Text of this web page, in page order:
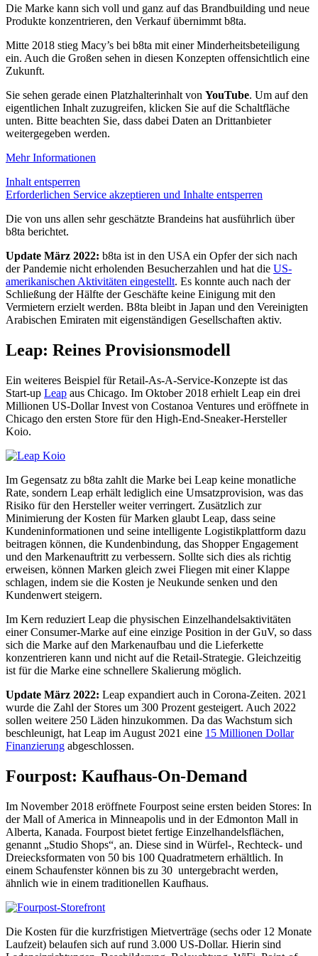
Die Marke kann sich voll und ganz auf das Brandbuilding und neue
Produkte konzentrieren, den Verkauf übernimmt b8ta.
Mitte 2018 stieg Macy’s bei b8ta mit einer Minderheitsbeteiligung
ein. Auch die Großen sehen in diesen Konzepten offensichtlich eine
Zukunft.
Sie sehen gerade einen Platzhalterinhalt von YouTube. Um auf den
eigentlichen Inhalt zuzugreifen, klicken Sie auf die Schaltfläche
unten. Bitte beachten Sie, dass dabei Daten an Drittanbieter
weitergegeben werden.
Mehr Informationen
Inhalt entsperren
Erforderlichen Service akzeptieren und Inhalte entsperren
Die von uns allen sehr geschätzte Brandeins hat ausführlich über
b8ta berichtet.
Update März 2022: b8ta ist in den USA ein Opfer der sich nach
der Pandemie nicht erholenden Besucherzahlen und hat die US-
amerikanischen Aktivitäten eingestellt. Es konnte auch nach der
Schließung der Hälfte der Geschäfte keine Einigung mit den
Vermietern erzielt werden. B8ta bleibt in Japan und den Vereinigten
Arabischen Emiraten mit eigenständigen Gesellschaften aktiv.
Leap: Reines Provisionsmodell
Ein weiteres Beispiel für Retail-As-A-Service-Konzepte ist das
Start-up Leap aus Chicago. Im Oktober 2018 erhielt Leap ein drei
Millionen US-Dollar Invest von Costanoa Ventures und eröffnete in
Chicago den ersten Store für den High-End-Sneaker-Hersteller
Koio.
Im Gegensatz zu b8ta zahlt die Marke bei Leap keine monatliche
Rate, sondern Leap erhält lediglich eine Umsatzprovision, was das
Risiko für den Hersteller weiter verringert. Zusätzlich zur
Minimierung der Kosten für Marken glaubt Leap, dass seine
Kundeninformationen und seine intelligente Logistikplattform dazu
beitragen können, die Kundenbindung, das Shopper Engagement
und den Markenauftritt zu verbessern. Sollte sich dies als richtig
erweisen, können Marken gleich zwei Fliegen mit einer Klappe
schlagen, indem sie die Kosten je Neukunde senken und den
Kundenwert steigern.
Im Kern reduziert Leap die physischen Einzelhandelsaktivitäten
einer Consumer-Marke auf eine einzige Position in der GuV, so dass
sich die Marke auf den Markenaufbau und die Lieferkette
konzentrieren kann und nicht auf die Retail-Strategie. Gleichzeitig
ist für die Marke eine schnellere Skalierung möglich.
Update März 2022: Leap expandiert auch in Corona-Zeiten. 2021
wurde die Zahl der Stores um 300 Prozent gesteigert. Auch 2022
sollen weitere 250 Läden hinzukommen. Da das Wachstum sich
beschleunigt, hat Leap im August 2021 eine 15 Millionen Dollar
Finanzierung abgeschlossen.
Fourpost: Kaufhaus-On-Demand
Im November 2018 eröffnete Fourpost seine ersten beiden Stores: In
der Mall of America in Minneapolis und in der Edmonton Mall in
Alberta, Kanada. Fourpost bietet fertige Einzelhandelsflächen,
genannt „Studio Shops“, an. Diese sind in Würfel-, Rechteck- und
Dreiecksformaten von 50 bis 100 Quadratmetern erhältlich. In
einem Schaufenster können bis zu 30 untergebracht werden,
ähnlich wie in einem traditionellen Kaufhaus.
Die Kosten für die kurzfristigen Mietverträge (sechs oder 12 Monate
Laufzeit) belaufen sich auf rund 3.000 US-Dollar. Hierin sind